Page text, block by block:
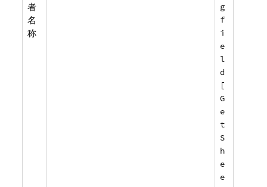
者
名
称
g
f
i
e
l
d
[
G
e
t
S
h
e
e